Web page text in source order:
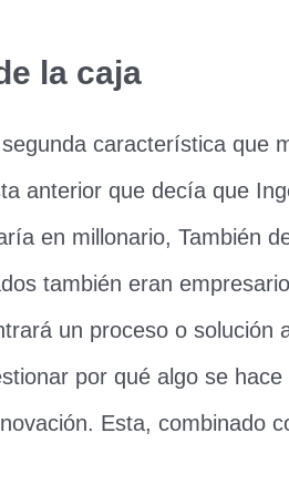
la caja
característica que
anterior que decía que
en millonario, También
también eran
un proceso o solución
por qué algo se
Esta, combinado